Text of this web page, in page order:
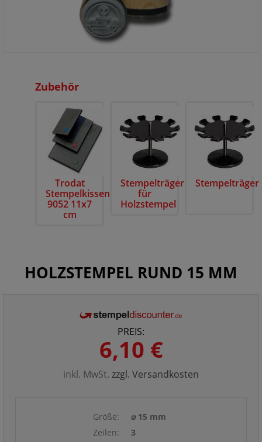
Zubehör
Trodat
Stempelkissen
9052 11x7
cm
Stempelträger
für
Holzstempel
Stempelträger
HOLZSTEMPEL RUND 15 MM
PREIS:
6,10 €
inkl. MwSt. zzgl. Versandkosten
Größe:
⌀ 15 mm
Zeilen:
3